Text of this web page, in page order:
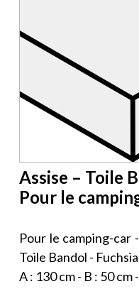
Assise – Toile
Pour le
Pour le camping-car
Toile Bandol - Fuchsia
A : 130 cm - B : 50 cm